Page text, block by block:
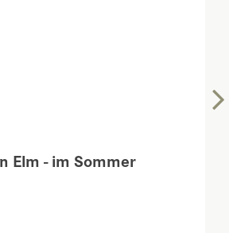
Elm - im Sommer